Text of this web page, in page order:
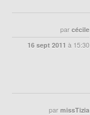
par cécile
16 sept 2011 à 15:30
par missTizia